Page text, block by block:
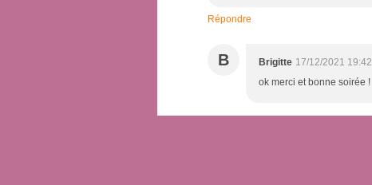
Répondre
B Brigitte 17/12/2021 19:42
ok merci et bonne soirée !